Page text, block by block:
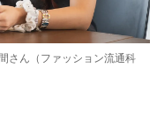
さん（ファッション流通科